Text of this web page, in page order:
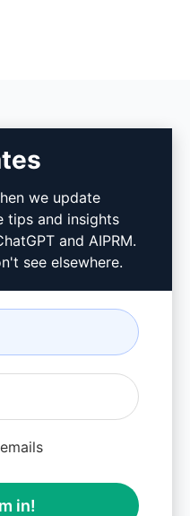
Hoe installeren
Google Chrome (en)
Microsoft Edge (en)
we update
tips and insights
and AIPRM.
see elsewhere.
in!